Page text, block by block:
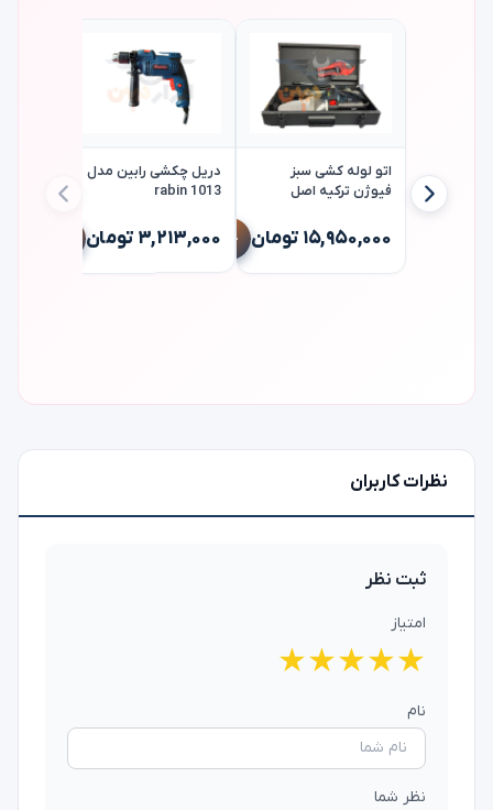
اتو لوله کشی سبز
فیوژن ترکیه اصل
۱۵,۹۵۰,۰۰۰ تومان
دریل چکشی رابین مدل
rabin 1013
۳,۲۱۳,۰۰۰ تومان
نظرات کاربران
ثبت نظر
امتیاز
★
★
★
★
★
نام
نظر شما